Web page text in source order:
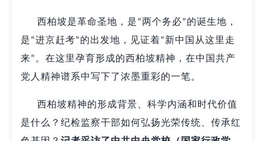
西柏坡是革命圣地，是“两个务必”的诞生地，
是“进京赶考”的出发地，见证着“新中国从这里走
来” 。在这里孕育形成的西柏坡精神，在中国共产
党人精神谱系中写下了浓墨重彩的一笔。
西柏坡精神的形成背景、科学内涵和时代价值
是什么？纪检监察干部如何弘扬光荣传统、传承红